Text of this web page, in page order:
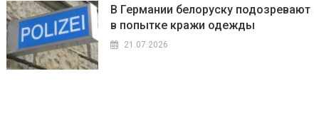
В Германии белоруску подозревают
в попытке кражи одежды
21.07.2026